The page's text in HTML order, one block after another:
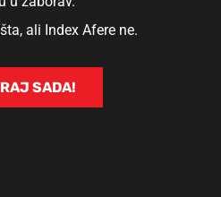
ali Index Afere ne.
SADA!